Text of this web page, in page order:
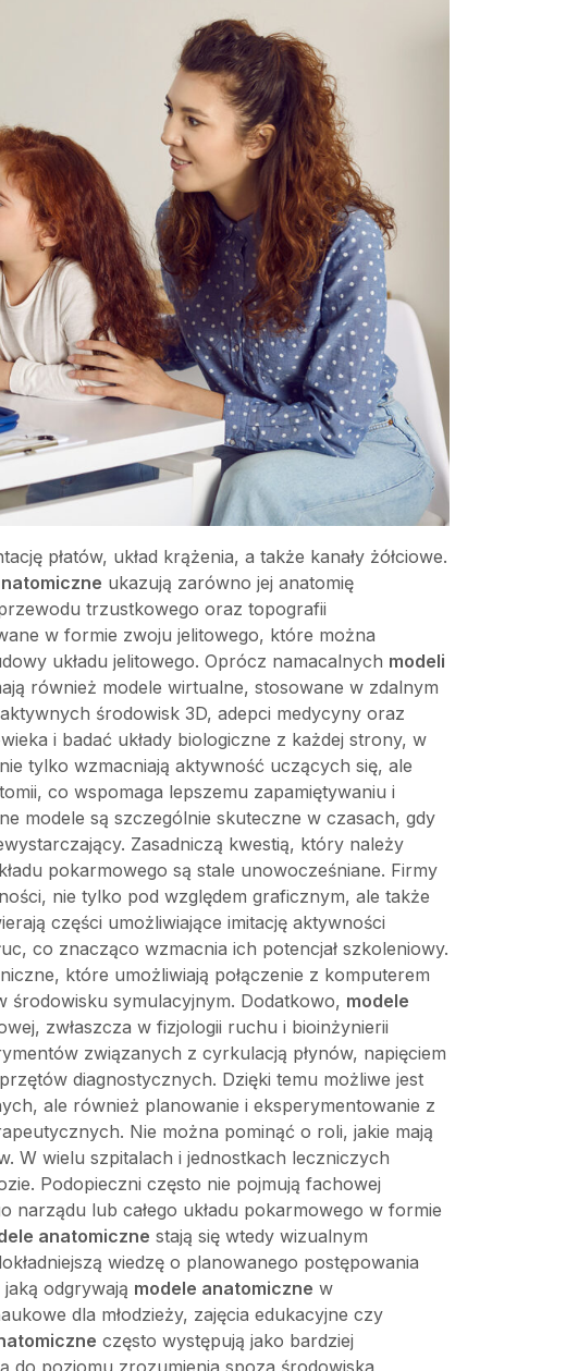
płatów, układ krążenia, a także kanały żółciowe.
ukazują zarówno jej anatomię
trzustkowego oraz topografii
w formie zwoju jelitowego, które można
układu jelitowego. Oprócz namacalnych modeli
również modele wirtualne, stosowane w zdalnym
środowisk 3D, adepci medycyny oraz
i badać układy biologiczne z każdej strony, w
tylko wzmacniają aktywność uczących się, ale
co wspomaga lepszemu zapamiętywaniu i
modele są szczególnie skuteczne w czasach, gdy
Zasadniczą kwestią, który należy
pokarmowego są stale unowocześniane. Firmy
nie tylko pod względem graficznym, ale także
części umożliwiające imitację aktywności
co znacząco wzmacnia ich potencjał szkoleniowy.
które umożliwiają połączenie z komputerem
środowisku symulacyjnym. Dodatkowo, modele
zwłaszcza w fizjologii ruchu i bioinżynierii
związanych z cyrkulacją płynów, napięciem
diagnostycznych. Dzięki temu możliwe jest
ale również planowanie i eksperymentowanie z
Nie można pominąć o roli, jakie mają
W wielu szpitalach i jednostkach leczniczych
Podopieczni często nie pojmują fachowej
narządu lub całego układu pokarmowego w formie
anatomiczne stają się wtedy wizualnym
wiedzę o planowanego postępowania
odgrywają modele anatomiczne w
dla młodzieży, zajęcia edukacyjne czy
często występują jako bardziej
do poziomu zrozumienia spoza środowiska